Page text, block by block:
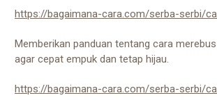
https://bagaimana-cara.com/serba-serbi/
Memberikan panduan tentang cara
agar cepat empuk dan tetap hijau.
https://bagaimana-cara.com/serba-serbi/